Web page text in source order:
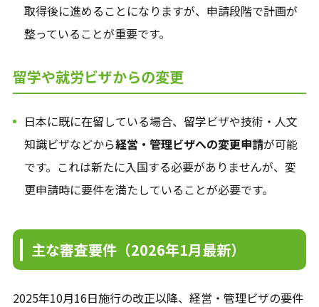
取得後に進めることになりますが、申請段階で計画が
整っていることが重要です。
留学や就労ビザからの変更
日本に既に在留している場合、留学ビザや技術・人文
知識ビザなどから経営・管理ビザへの変更申請が可能
です。これは新たに入国する必要がありませんが、変
更申請時に要件を満たしていることが必要です。
主な審査要件（2026年1月最新）
2025年10月16日施行の改正以降、経営・管理ビザの要件